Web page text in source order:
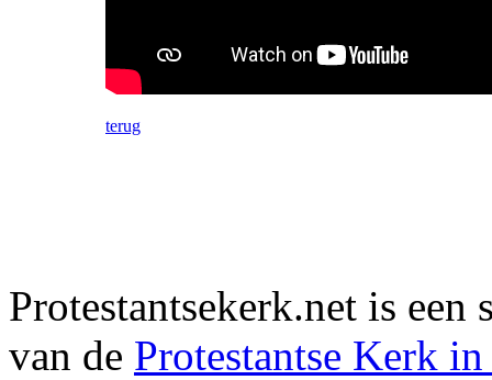
terug
Protestantsekerk.net is een
van de Protestantse Kerk